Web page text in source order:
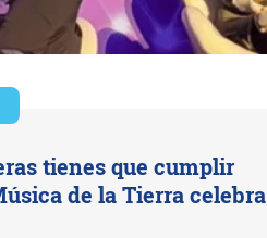
tienes que cumplir
de la Tierra celebra